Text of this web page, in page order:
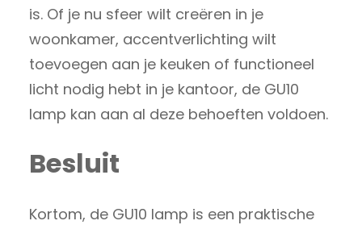
is. Of je nu sfeer wilt creëren in je
woonkamer, accentverlichting wilt
toevoegen aan je keuken of functioneel
licht nodig hebt in je kantoor, de GU10
lamp kan aan al deze behoeften voldoen.
Besluit
Kortom, de GU10 lamp is een praktische